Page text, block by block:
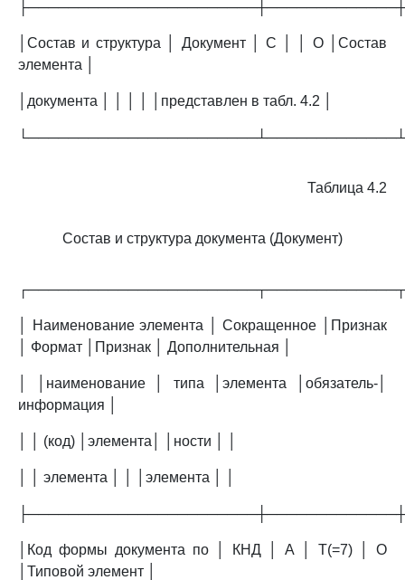
│Состав и структура │ Документ │ С │ │ О │Состав
элемента │
│документа │ │ │ │ │представлен в табл. 4.2 │
Таблица 4.2
Состав и структура документа (Документ)
│ Наименование элемента │ Сокращенное │Признак
│ Формат │Признак │ Дополнительная │
│ │наименование │ типа │элемента │обязатель-│
информация │
│ │ (код) │элемента│ │ности │ │
│ │ элемента │ │ │элемента │ │
│Код формы документа по │ КНД │ А │ T(=7) │ О
│Типовой элемент │